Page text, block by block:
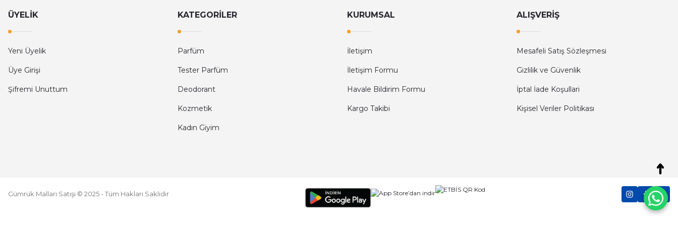
SİNEM Ünver | 21/04/2026
N... K... | 26/03/2026
Yves Saint Laurent Black Opium Edp Kadın Parfüm 90 Ml
ÜYELİK
Yeni Üyelik
Üye Girişi
Şifremi Unuttum
KATEGORİLER
Parfüm
Tester Parfüm
Deodorant
Kozmetik
Kadın Giyim
KURUMSAL
İletişim
İletişim Formu
Havale Bildirim Formu
Kargo Takibi
ALIŞVERİŞ
Mesafeli Satış Sözleşmesi
Gizlilik ve Güvenlik
İptal İade Koşullari
Kişisel Veriler Politikası
Gümrük Malları Satışı © 2025 - Tüm Hakları Saklıdır